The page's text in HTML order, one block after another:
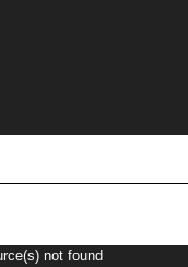
not found